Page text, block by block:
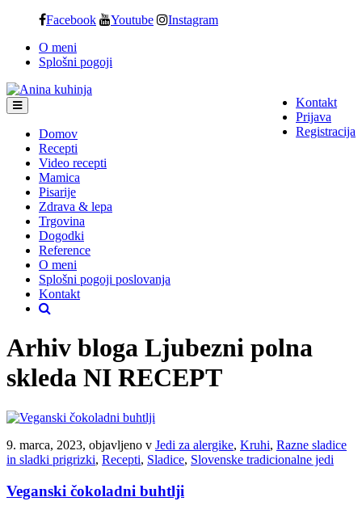
content
Facebook Youtube Instagram
O meni
Splošni pogoji
Kontakt
Prijava
Registracija
Domov
Recepti
Video recepti
Mamica
Pisarije
Zdrava & lepa
Trgovina
Dogodki
Reference
O meni
Splošni pogoji poslovanja
Kontakt
Arhiv bloga Ljubezni polna
skleda NI RECEPT
9. marca, 2023, objavljeno v Jedi za alergike, Kruhi, Razne sladice
in sladki prigrizki, Recepti, Sladice, Slovenske tradicionalne jedi
Veganski čokoladni buhtlji